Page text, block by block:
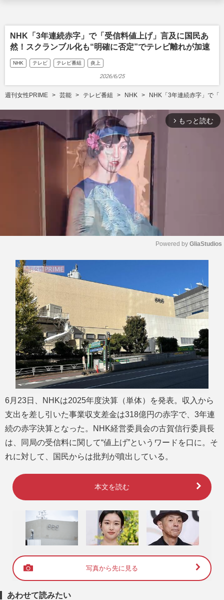
NHK「3年連続赤字」で「受信料値上げ」言及に国民あ
然！スクランブル化も“明確に否定”でテレビ離れが加速
NHK テレビ テレビ番組 炎上
2026/6/25
週刊女性PRIME 芸能 テレビ番組 NHK NHK「3年連続赤字」で「
arrow_forward_ios もっと読む
e
Powered by GliaStudios
6月23日、NHKは2025年度決算（単体）を発表。収入から
支出を差し引いた事業収支差金は318億円の赤字で、3年連
続の赤字決算となった。NHK経営委員会の古賀信行委員長
は、同局の受信料に関して“値上げ”というワードを口に。そ
れに対して、国民からは批判が噴出している。
本文を読む
写真から先に見る
あわせて読みたい